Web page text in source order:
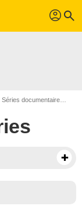
profil search
Séries documentaire